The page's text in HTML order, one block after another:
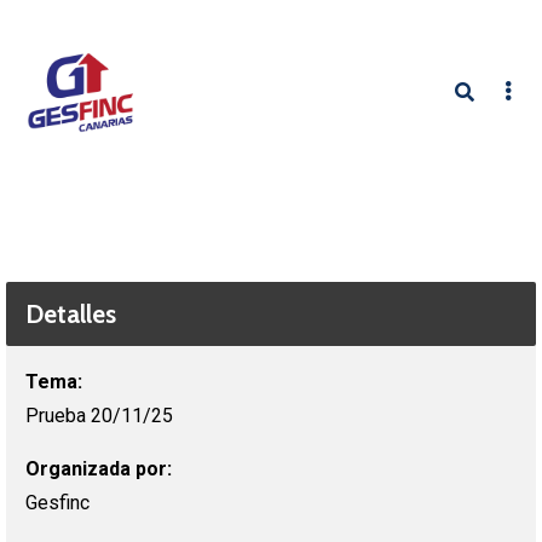
Detalles
Tema:
Prueba 20/11/25
Organizada por:
Gesfinc